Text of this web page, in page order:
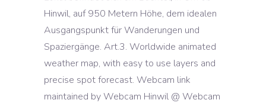
Hinwil, auf 950 Metern Höhe, dem idealen
Ausgangspunkt für Wanderungen und
Spaziergänge. Art.3. Worldwide animated
weather map, with easy to use layers and
precise spot forecast. Webcam link
maintained by Webcam Hinwil @ Webcam